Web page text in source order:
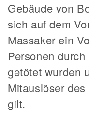
Gebäude von
sich auf dem
Massaker ein
Personen
getötet wurden
Mitauslöser
gilt.